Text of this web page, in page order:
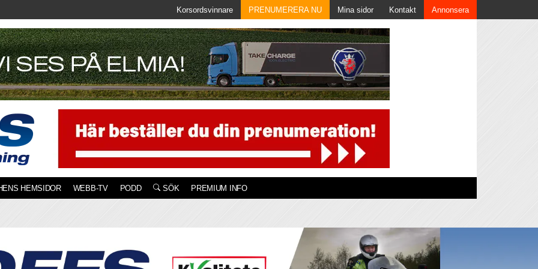
Korsordsvinnare PRENUMERERA NU Mina sidor Kontakt Annonsera
HEMSIDOR WEBB-TV PODD SÖK PREMIUM INFO